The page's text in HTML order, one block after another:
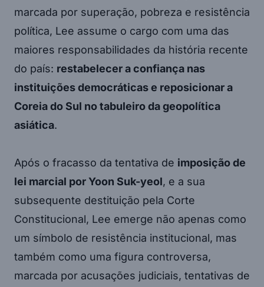
marcada por superação, pobreza e resistência
política, Lee assume o cargo com uma das
maiores responsabilidades da história recente
do país: restabelecer a confiança nas
instituições democráticas e reposicionar a
Coreia do Sul no tabuleiro da geopolítica
asiática.
Após o fracasso da tentativa de imposição de
lei marcial por Yoon Suk-yeol, e a sua
subsequente destituição pela Corte
Constitucional, Lee emerge não apenas como
um símbolo de resistência institucional, mas
também como uma figura controversa,
marcada por acusações judiciais, tentativas de